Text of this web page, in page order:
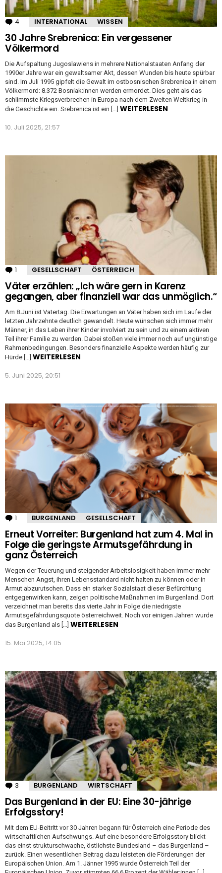
4 Kommentare
INTERNATIONAL WISSEN
30 Jahre Srebrenica: Ein vergessener
Völkermord
Die Aufspaltung Jugoslawiens in mehrere Nationalstaaten Anfang der
1990er Jahre war ein gewaltsamer Akt, dessen Wunden bis heute spürbar
sind. Im Juli 1995 gipfelt die Gewalt im ostbosnischen Srebrenica in einem
Völkermord: 8.372 Bosniak:innen werden ermordet. Dies geht als das
schlimmste Kriegsverbrechen in Europa nach dem Zweiten Weltkrieg in
die Geschichte ein. Srebrenica ist ein […] WEITERLESEN
10. Juli 2025, 21:57
1 Kommentar
GESELLSCHAFT ÖSTERREICH
Väter erzählen: „Ich wäre gern in Karenz
gegangen, aber finanziell war das unmöglich.“
Am 8.Juni ist Vatertag. Die Erwartungen an Väter haben sich im Laufe der
letzten Jahrzehnte deutlich gewandelt. Heute wünschen sich immer mehr
Männer, in das Leben ihrer Kinder involviert zu sein und zu einem aktiven
Teil ihrer Familie zu werden. Dabei stoßen viele immer noch auf ungünstige
Rahmenbedingungen. Besonders finanzielle Aspekte werden häufig zur
Hürde […] WEITERLESEN
5. Juni 2025, 20:51
1 Kommentar
BURGENLAND GESELLSCHAFT
Erneut Vorreiter: Burgenland hat zum 4. Mal in
Folge die geringste Armutsgefährdung in
ganz Österreich
Wegen der Teuerung und steigender Arbeitslosigkeit haben immer mehr
Menschen Angst, ihren Lebensstandard nicht halten zu können oder in
Armut abzurutschen. Dass ein starker Sozialstaat dieser Befürchtung
entgegenwirken kann, zeigen politische Maßnahmen im Burgenland. Dort
verzeichnet man bereits das vierte Jahr in Folge die niedrigste
Armutsgefährdungsquote österreichweit. Noch vor einigen Jahren wurde
das Burgenland als […] WEITERLESEN
15. Mai 2025, 14:05
3 Kommentare
BURGENLAND WIRTSCHAFT
Das Burgenland in der EU: Eine 30-jährige
Erfolgsstory!
Mit dem EU-Beitritt vor 30 Jahren begann für Österreich eine Periode des
wirtschaftlichen Aufschwungs. Auf eine besondere Erfolgsstory blickt
das einst strukturschwache, östlichste Bundesland – das Burgenland –
zurück. Einen wesentlichen Beitrag dazu leisteten die Förderungen der
Europäischen Union. Am 1. Jänner 1995 wurde Österreich Teil der